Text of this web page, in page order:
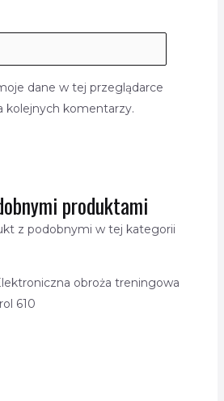
dane w tej przeglądarce
kolejnych komentarzy.
produktami
z podobnymi w tej kategorii
obroża treningowa
610